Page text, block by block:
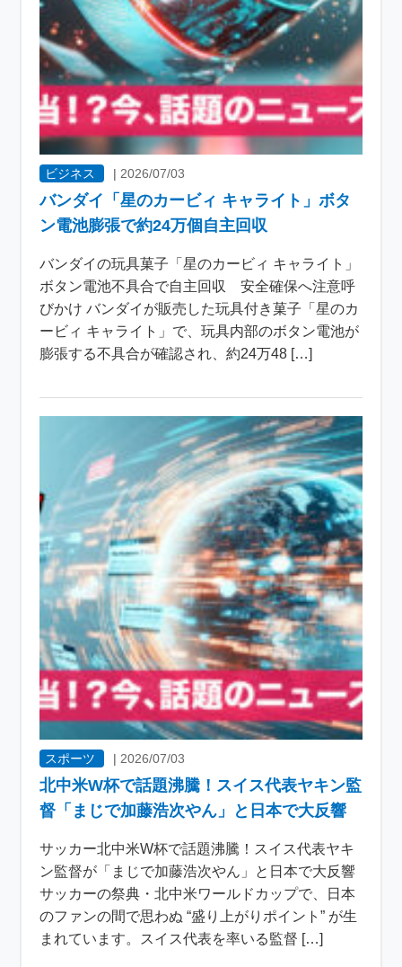
ビジネス |2026/07/03
バンダイ「星のカービィ キャライト」ボタ
ン電池膨張で約24万個自主回収
バンダイの玩具菓子「星のカービィ キャライト」
ボタン電池不具合で自主回収 安全確保へ注意呼
びかけ バンダイが販売した玩具付き菓子「星のカ
ービィ キャライト」で、玩具内部のボタン電池が
膨張する不具合が確認され、約24万48 […]
スポーツ | 2026/07/03
北中米W杯で話題沸騰！スイス代表ヤキン監
督「まじで加藤浩次やん」と日本で大反響
サッカー北中米W杯で話題沸騰！スイス代表ヤキ
ン監督が「まじで加藤浩次やん」と日本で大反響
サッカーの祭典・北中米ワールドカップで、日本
のファンの間で思わぬ “盛り上がりポイント” が生
まれています。スイス代表を率いる監督 […]